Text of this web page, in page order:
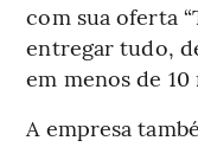
com sua oferta
entregar tudo,
em menos de
A empresa